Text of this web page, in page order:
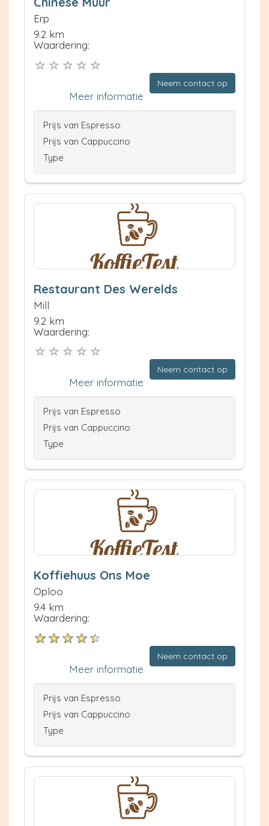
Erp
9.2 km
Waardering:
Neem contact op
Meer informatie
Prijs van Espresso
Prijs van Cappuccino
Type
Restaurant Des Werelds
Mill
9.2 km
Waardering:
Neem contact op
Meer informatie
Prijs van Espresso
Prijs van Cappuccino
Type
Koffiehuus Ons Moe
Oploo
9.4 km
Waardering:
Neem contact op
Meer informatie
Prijs van Espresso
Prijs van Cappuccino
Type